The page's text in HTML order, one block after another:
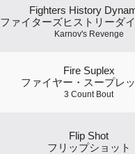
Fighters History
ファイターズヒストリーダ
Karnov's Revenge
Fire Suplex
ファイヤー・スープレ
3 Count Bout
Flip Shot
フリップショット